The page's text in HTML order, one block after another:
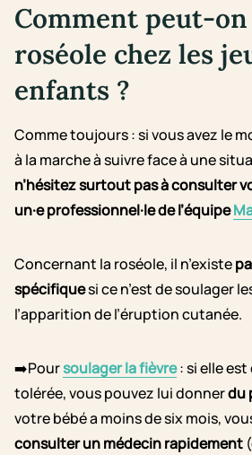
Comment peut-
roséole chez les
enfants ?
Comme toujours : si vous avez le
à la marche à suivre face à une
n’hésitez surtout pas à consulter
un·e professionnel·le de l’équipe
Concernant la roséole, il n’existe
spécifiquesi ce n’est de soulager
l’apparition de l’éruption cutanée.
➡️Poursoulager la fièvre: si elle est
tolérée, vous pouvez lui donnerdu
votre bébé a moins de six mois,
consulter un médecin rapidement